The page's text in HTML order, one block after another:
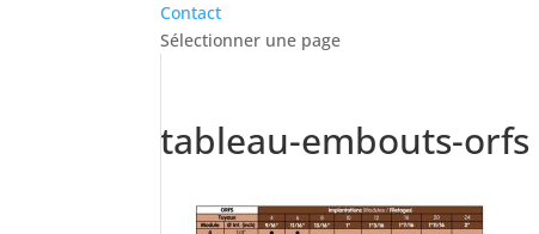
Contact
Sélectionner une page
tableau-embouts-orfs